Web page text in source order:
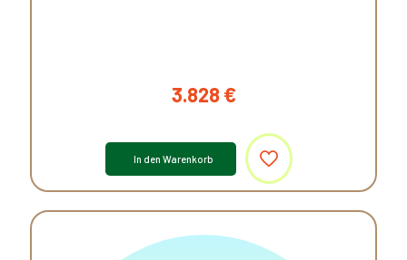
3.828 €
In den Warenkorb